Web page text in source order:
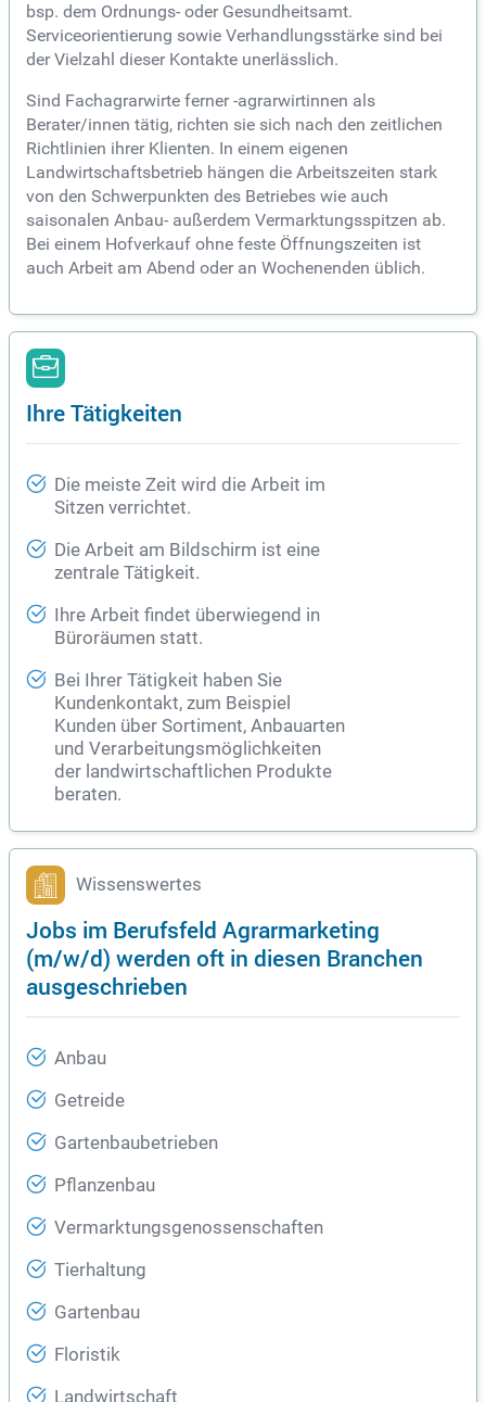
bsp. dem Ordnungs- oder Gesundheitsamt.
Serviceorientierung sowie Verhandlungsstärke sind bei
der Vielzahl dieser Kontakte unerlässlich.
Sind Fachagrarwirte ferner -agrarwirtinnen als
Berater/innen tätig, richten sie sich nach den zeitlichen
Richtlinien ihrer Klienten. In einem eigenen
Landwirtschaftsbetrieb hängen die Arbeitszeiten stark
von den Schwerpunkten des Betriebes wie auch
saisonalen Anbau- außerdem Vermarktungsspitzen ab.
Bei einem Hofverkauf ohne feste Öffnungszeiten ist
auch Arbeit am Abend oder an Wochenenden üblich.
Ihre Tätigkeiten
Die meiste Zeit wird die Arbeit im
Sitzen verrichtet.
Die Arbeit am Bildschirm ist eine
zentrale Tätigkeit.
Ihre Arbeit findet überwiegend in
Büroräumen statt.
Bei Ihrer Tätigkeit haben Sie
Kundenkontakt, zum Beispiel
Kunden über Sortiment, Anbauarten
und Verarbeitungsmöglichkeiten
der landwirtschaftlichen Produkte
beraten.
Wissenswertes
Jobs im Berufsfeld Agrarmarketing
(m/w/d) werden oft in diesen Branchen
ausgeschrieben
Anbau
Getreide
Gartenbaubetrieben
Pflanzenbau
Vermarktungsgenossenschaften
Tierhaltung
Gartenbau
Floristik
Landwirtschaft